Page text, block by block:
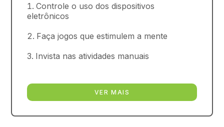
Controle o uso dos dispositivos
eletrônicos
Faça jogos que estimulem a mente
Invista nas atividades manuais
VER MAIS